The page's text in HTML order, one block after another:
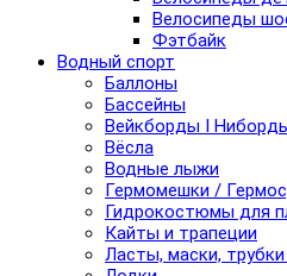
Велосипеды
Фэтбайк
Водный спорт
Баллоны
Бассейны
Вейкборды I
Вёсла
Водные лыжи
Гермомешки /
Гидрокостюмы для
Кайты и трапеции
Ласты, маски,